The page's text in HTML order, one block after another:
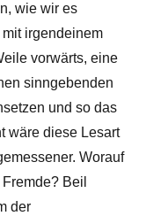
wie wir es
irgendeinem
vorwärts, eine
sinngebenden
und so das
wäre diese Lesart
Worauf
Beil
der